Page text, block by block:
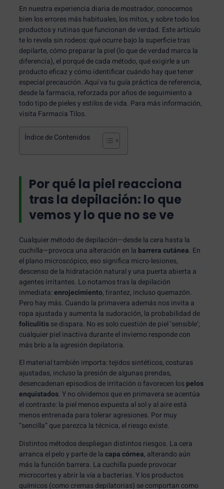
En nuestra experiencia diaria de mostrador, conocemos
bien los errores más habituales, los mitos, y sobre todo los
productos y rutinas que funcionan de verdad. Este artículo
te lo revela sin rodeos: qué ocurre bajo la superficie tras
depilarte, cómo preparar la piel (lo que de verdad marca la
diferencia), el porqué de cada método, qué exigirle a un
producto eficaz y cómo identificar cuándo hay que tener
especial precaución. Aquí va tu guía práctica de referencia,
desde la farmacia, reforzada por años de seguimiento a
todo tipo de pieles y estilos de vida. Para más información,
visita Farmacia Tilos.
Índice de Contenidos
Por qué la piel reacciona
tras la depilación: lo que
vemos y lo que no se ve
Cualquier método de depilación—desde la cera hasta la
cuchilla—provoca una alteración en la barrera cutánea. En
el plano microscópico, eso significa micro-lesiones,
descenso de la hidratación natural y una puerta abierta a
agentes irritantes. Lo notamos tras la depilación
inmediata:enrojecimiento, tirantez, incluso quemazón.
Pero hay más. Cuando la primavera además nos invita a
ropa ajustada y aumenta la sudoración, la probabilidad de
foliculitisse dispara. No es solo cuestión de piel ‘sensible’;
cualquier piel inactiva durante el invierno responde con
más brío a la agresión depilatoria.
El material también importa: tejidos sintéticos, costuras
ajustadas, incluso la presión de algunas prendas,
desencadenan episodios de irritación o favorecen lospelos
enquistados. Y no olvidemos que en primavera se acentúa
el contraste: la piel menos expuesta al sol y al aire está
menos entrenada para tolerar agresiones. Por muy
“sencilla” que parezca la técnica, el riesgo existe.
Distintos métodos despliegan distintos riesgos. La cera
arranca el pelo y parte de lacapa córnea, alterando aún
más la función barrera. La cuchilla puede provocar
microcortes y abrir la vía a bacterias. Y los productos
químicos (como cremas depilatorias) se comportan como